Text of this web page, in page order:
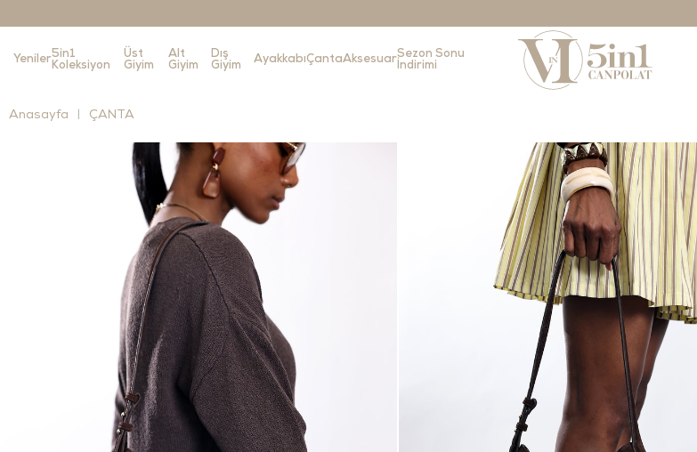
Yeniler5in1
Koleksiyon
Üst
Giyim
Alt
Giyim
Dış
Giyim
AyakkabıÇantaAksesuarSezon Sonu
İndirimi
Anasayfa ÇANTA